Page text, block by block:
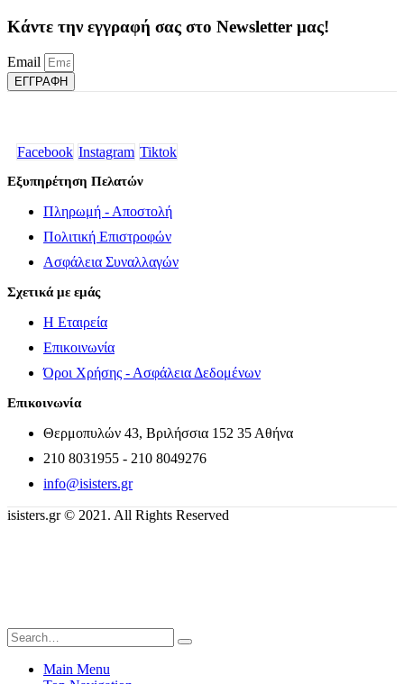
Κάντε την εγγραφή σας στο Newsletter μας!
Email
ΕΓΓΡΑΦΗ
Facebook Instagram Tiktok
Εξυπηρέτηση Πελατών
Πληρωμή - Αποστολή
Πολιτική Επιστροφών
Ασφάλεια Συναλλαγών
Σχετικά με εμάς
Η Εταιρεία
Επικοινωνία
Όροι Χρήσης - Ασφάλεια Δεδομένων
Επικοινωνία
Θερμοπυλών 43, Βριλήσσια 152 35 Αθήνα
210 8031955 - 210 8049276
info@isisters.gr
isisters.gr © 2021. All Rights Reserved
Main Menu